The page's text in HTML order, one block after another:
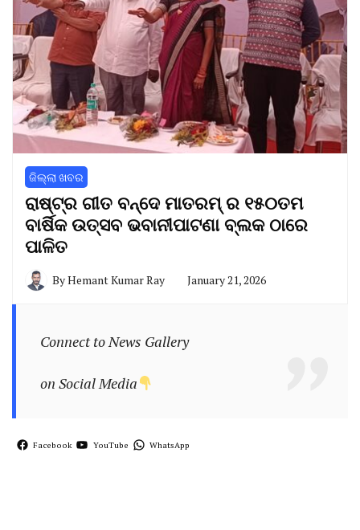
ଜିଲ୍ଲା ଖବର
ରାଷ୍ଟ୍ର ଗୀତ ବନ୍ଦେ ମାତରମ୍ ର ୧୫୦ତମ
ବାର୍ଷିକ ଉତ୍ସବ ଭବାନୀପାଟଣା ବ୍ଲକ ଠାରେ
ପାଳିତ
ByHemant Kumar Ray January 21, 2026
Connect to News Gallery
on Social Media
Facebook YouTube WhatsApp